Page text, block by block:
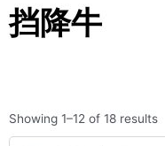
挡降牛
Showing 1–12 of 18 results